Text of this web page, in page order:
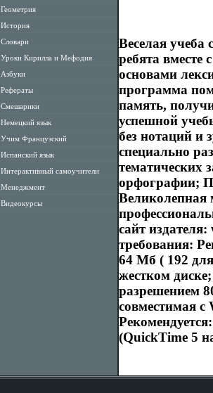
Геометрия
История
Словари
Уроки Кирилла и Мефодия
Азбуки
Рефераты
Смешарики
Немецкий язык
Учим Французский
Испанский язык
Интерактивный самоучители
Менеджмент
Видеокурсы
Веселая
ребята вместе
основами
программа
память,
успешной
без нотаций и
специально
тематических
орфографии;
Великолепная
сайт
требования:
64 Мб ( 192
жестком
разрешением
совместимая
(QuickTime 5